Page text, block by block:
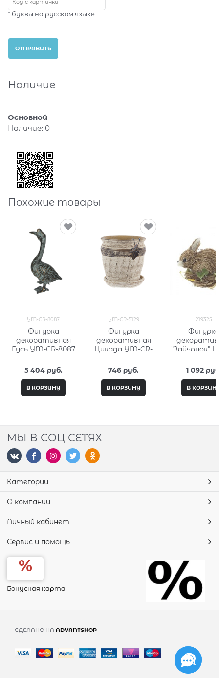
* буквы на русском языке
Наличие
Основной
Наличие: 0
Похожие товары
YM-CR-8087
Фигурка
декоративная
Гусь YM-CR-8087
5 404 руб.
В КОРЗИНУ
YM-CR-5129
Фигурка
декоративная
Цикада YM-CR-
746 руб.
В КОРЗИНУ
219325
Фигурка
"Зайчонок"
1 092
В
МЫ В СОЦ СЕТЯХ
Категории
О компании
Личный кабинет
Сервис и помощь
Бонусная карта
СДЕЛАНО НА ADVANTSHOP